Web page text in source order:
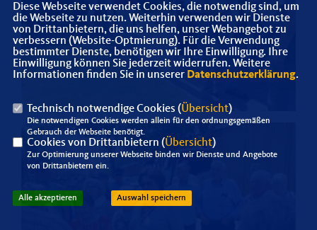
Diese Webseite verwendet Cookies, die notwendig sind, um
die Webseite zu nutzen. Weiterhin verwenden wir Dienste
von Drittanbietern, die uns helfen, unser Webangebot zu
verbessern (Website-Optmierung). Für die Verwendung
bestimmter Dienste, benötigen wir Ihre Einwilligung. Ihre
Einwilligung können Sie jederzeit widerrufen. Weitere
Informationen finden Sie in unserer Datenschutzerklärung.
Technisch notwendige Cookies (Übersicht)
Die notwendigen Cookies werden allein für den ordnungsgemäßen
Gebrauch der Webseite benötigt.
Cookies von Drittanbietern (Übersicht)
Zur Optimierung unserer Webseite binden wir Dienste und Angebote
von Drittanbietern ein.
Alle akzeptieren Auswahl speichern